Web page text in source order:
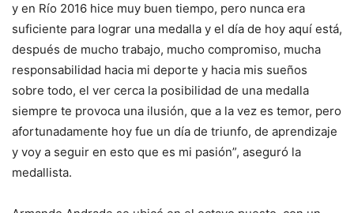
y en Río 2016 hice muy buen tiempo, pero nunca era
suficiente para lograr una medalla y el día de hoy aquí está,
después de mucho trabajo, mucho compromiso, mucha
responsabilidad hacia mi deporte y hacia mis sueños
sobre todo, el ver cerca la posibilidad de una medalla
siempre te provoca una ilusión, que a la vez es temor, pero
afortunadamente hoy fue un día de triunfo, de aprendizaje
y voy a seguir en esto que es mi pasión”, aseguró la
medallista.